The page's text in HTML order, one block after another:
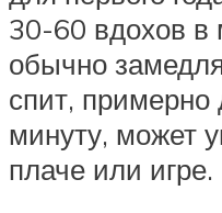
30-60 вдохов в
обычно
спит,
минуту, может
плаче или игре.